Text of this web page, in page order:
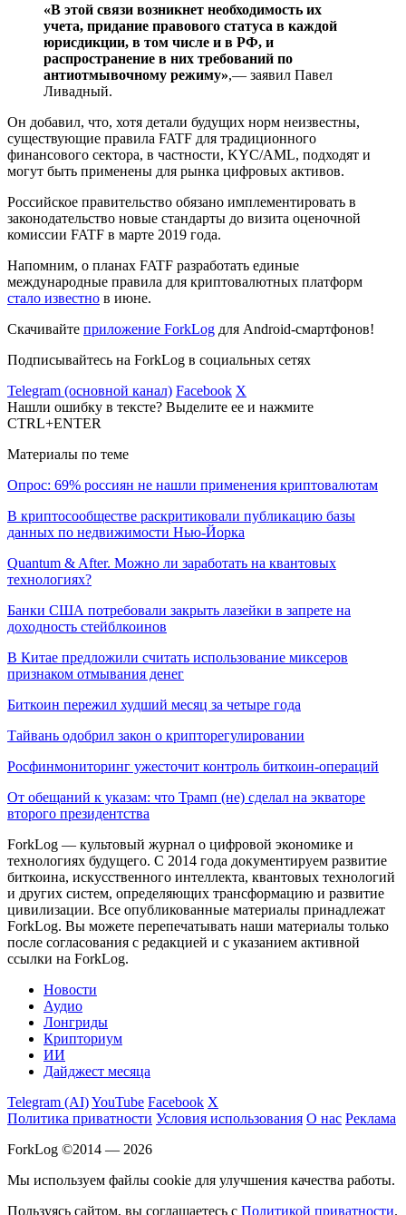
«В этой связи возникнет необходимость их
учета, придание правового статуса в каждой
юрисдикции, в том числе и в РФ, и
распространение в них требований по
антиотмывочному режиму»,— заявил Павел
Ливадный.
Он добавил, что, хотя детали будущих норм неизвестны,
существующие правила FATF для традиционного
финансового сектора, в частности, KYC/AML, подходят и
могут быть применены для рынка цифровых активов.
Российское правительство обязано имплементировать в
законодательство новые стандарты до визита оценочной
комиссии FATF в марте 2019 года.
Напомним, о планах FATF разработать единые
международные правила для криптовалютных платформ
стало известно в июне.
Скачивайте приложение ForkLog для Android-смартфонов!
Подписывайтесь на ForkLog в социальных сетях
Telegram (основной канал) Facebook X
Нашли ошибку в тексте? Выделите ее и нажмите
CTRL+ENTER
Материалы по теме
Опрос: 69% россиян не нашли применения криптовалютам
В криптосообществе раскритиковали публикацию базы
данных по недвижимости Нью-Йорка
Quantum & After. Можно ли заработать на квантовых
технологиях?
Банки США потребовали закрыть лазейки в запрете на
доходность стейблкоинов
В Китае предложили считать использование миксеров
признаком отмывания денег
Биткоин пережил худший месяц за четыре года
Тайвань одобрил закон о крипторегулировании
Росфинмониторинг ужесточит контроль биткоин-операций
От обещаний к указам: что Трамп (не) сделал на экваторе
второго президентства
ForkLog — культовый журнал о цифровой экономике и
технологиях будущего. С 2014 года документируем развитие
биткоина, искусственного интеллекта, квантовых технологий
и других систем, определяющих трансформацию и развитие
цивилизации. Все опубликованные материалы принадлежат
ForkLog. Вы можете перепечатывать наши материалы только
после согласования с редакцией и с указанием активной
ссылки на ForkLog.
Новости
Аудио
Лонгриды
Крипториум
ИИ
Дайджест месяца
Telegram (AI)YouTube Facebook X
Политика приватности Условия использования О нас Реклама
ForkLog ©2014 — 2026
Мы используем файлы cookie для улучшения качества работы.
Пользуясь сайтом, вы соглашаетесь с Политикой приватности.